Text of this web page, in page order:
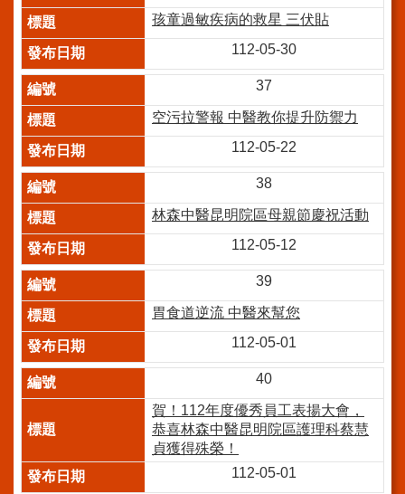
服
務
情
系
統
院
訊
雙
月
刊
English
雙
語
詞
員
信
孩童過敏疾病的救星 三伏貼
112-05-30
37
空污拉警報 中醫教你提升防禦力
112-05-22
38
林森中醫昆明院區母親節慶祝活動
112-05-12
39
胃食道逆流 中醫來幫您
112-05-01
40
賀！112年度優秀員工表揚大會，
恭喜林森中醫昆明院區護理科蔡慧
貞獲得殊榮！
112-05-01